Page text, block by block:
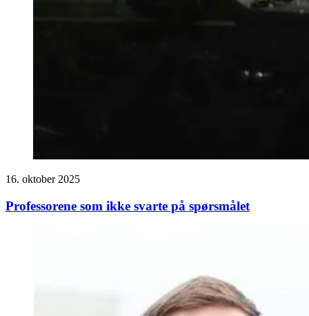
16. oktober 2025
Professorene som ikke svarte på spørsmålet